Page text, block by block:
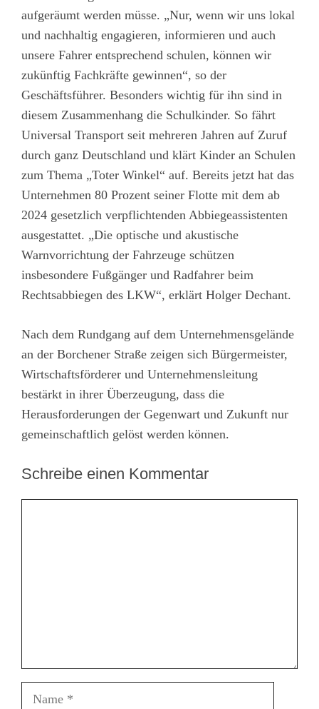
aufgeräumt werden müsse. „Nur, wenn wir uns lokal
und nachhaltig engagieren, informieren und auch
unsere Fahrer entsprechend schulen, können wir
zukünftig Fachkräfte gewinnen“, so der
Geschäftsführer. Besonders wichtig für ihn sind in
diesem Zusammenhang die Schulkinder. So fährt
Universal Transport seit mehreren Jahren auf Zuruf
durch ganz Deutschland und klärt Kinder an Schulen
zum Thema „Toter Winkel“ auf. Bereits jetzt hat das
Unternehmen 80 Prozent seiner Flotte mit dem ab
2024 gesetzlich verpflichtenden Abbiegeassistenten
ausgestattet. „Die optische und akustische
Warnvorrichtung der Fahrzeuge schützen
insbesondere Fußgänger und Radfahrer beim
Rechtsabbiegen des LKW“, erklärt Holger Dechant.
Nach dem Rundgang auf dem Unternehmensgelände
an der Borchener Straße zeigen sich Bürgermeister,
Wirtschaftsförderer und Unternehmensleitung
bestärkt in ihrer Überzeugung, dass die
Herausforderungen der Gegenwart und Zukunft nur
gemeinschaftlich gelöst werden können.
Schreibe einen Kommentar
Name